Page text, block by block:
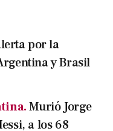
por la
y Brasil
Murió Jorge
a los 68